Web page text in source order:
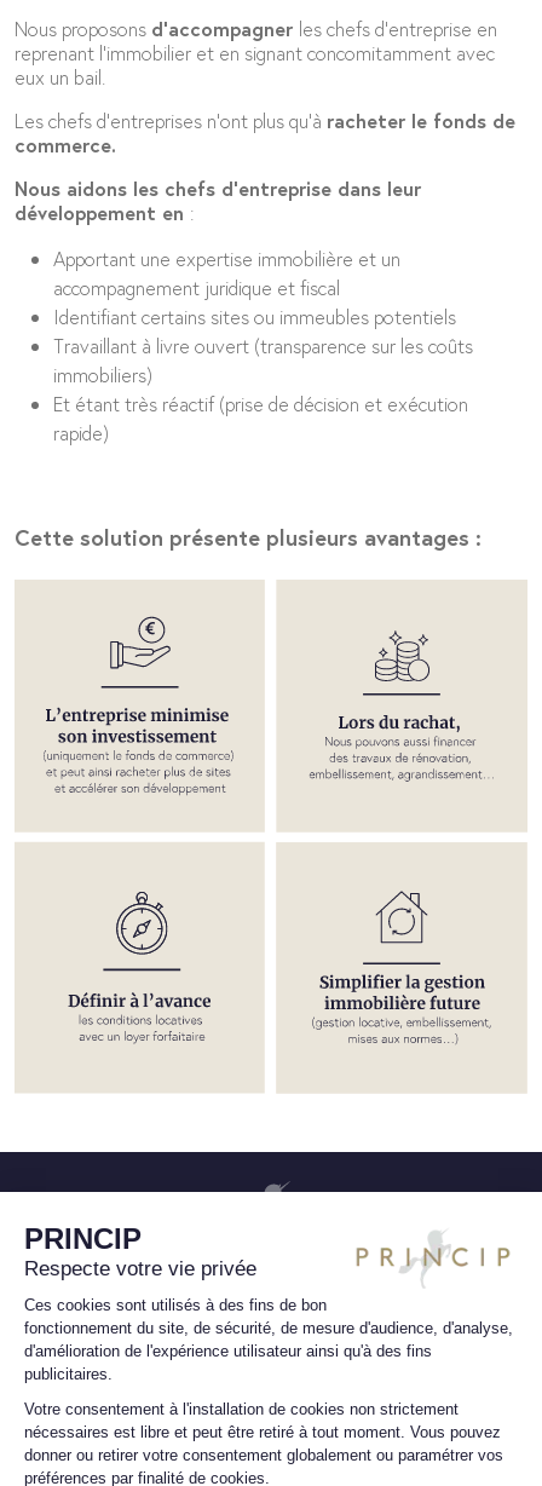
Nous proposons d’accompagner les chefs d’entreprise en
reprenant l’immobilier et en signant concomitamment avec
eux un bail.
Les chefs d’entreprises n’ont plus qu’à racheter le fonds de
commerce.
Nous aidons les chefs d’entreprise dans leur
développement en :
Apportant une expertise immobilière et un
accompagnement juridique et fiscal
Identifiant certains sites ou immeubles potentiels
Travaillant à livre ouvert (transparence sur les coûts
immobiliers)
Et étant très réactif (prise de décision et exécution
rapide)
Cette solution présente plusieurs avantages :
11 rue Tronchet, 75008 Paris
6 rue Saint Charles, 75015 Paris
Mentions légales
Protection des données à caractère personnel
Politique des cookies